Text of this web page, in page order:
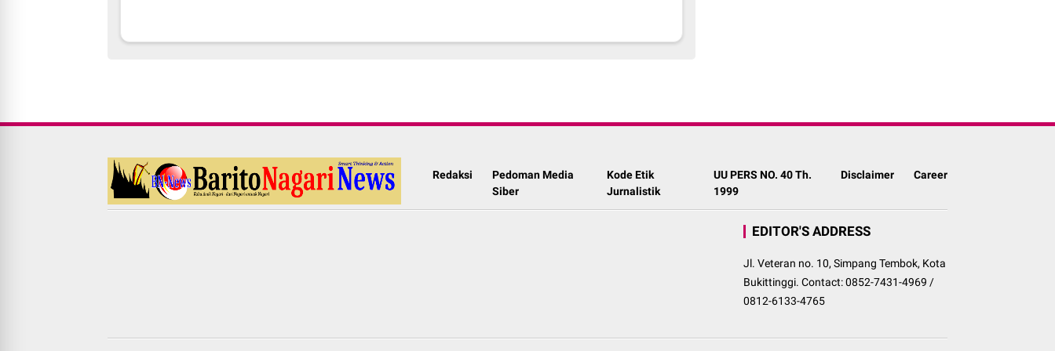
Redaksi
Pedoman Media
Siber
Kode Etik
Jurnalistik
UU PERS NO. 40 Th.
1999
Disclaimer Career
EDITOR'S ADDRESS
Jl. Veteran no. 10, Simpang Tembok, Kota
Bukittinggi. Contact: 0852-7431-4969 /
0812-6133-4765